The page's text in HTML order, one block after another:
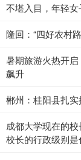
不堪入目，年轻女
隆回：“四好农村
暑期旅游火热开
飙升
郴州：桂阳县扎
成都大学现在的
校长的行政级别是